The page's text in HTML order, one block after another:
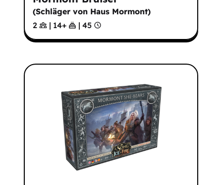
(Schläger von Haus Mormont)
2
| 14+ | 45